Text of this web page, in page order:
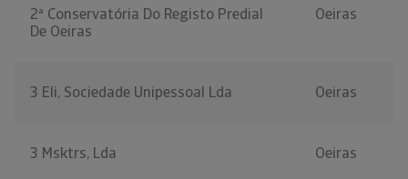
2ª Conservatória Do Registo Predial
De Oeiras
Oeiras
3 Eli, Sociedade Unipessoal Lda Oeiras
3 Msktrs, Lda Oeiras